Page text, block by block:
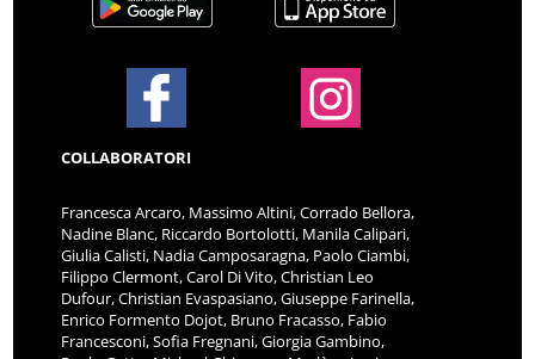
COLLABORATORI
Francesca Arcaro, Massimo Altini, Corrado Bellora,
Nadine Blanc, Riccardo Bortolotti, Manila Calipari,
Giulia Calisti, Nadia Camposaragna, Paolo Ciambi,
Filippo Clermont, Carol Di Vito, Christian Leo
Dufour, Christian Evaspasiano, Giuseppe Farinella,
Enrico Formento Dojot, Bruno Fracasso, Fabio
Francesconi, Sofia Fregnani, Giorgia Gambino,